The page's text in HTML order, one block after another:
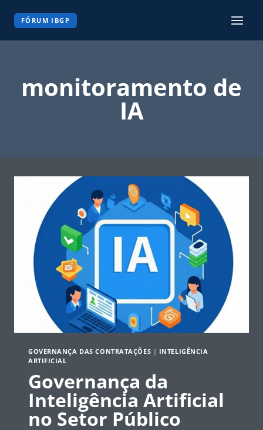
FÓRUM IBGP
monitoramento de
IA
GOVERNANÇA DAS CONTRATAÇÕES | INTELIGÊNCIA
ARTIFICIAL
Governança da
Inteligência Artificial
no Setor Público